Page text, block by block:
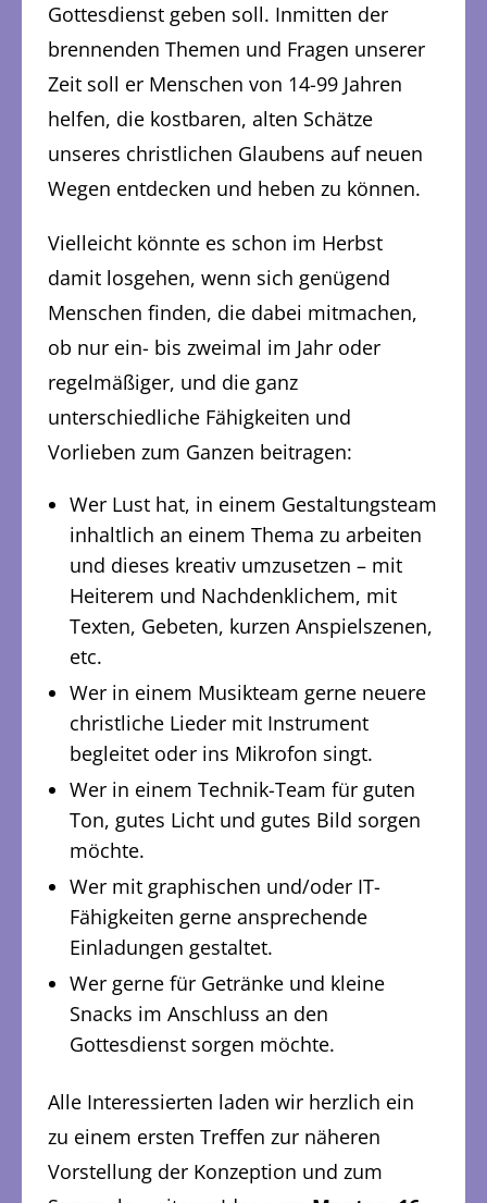
Gottesdienst geben soll. Inmitten der
brennenden Themen und Fragen unserer
Zeit soll er Menschen von 14-99 Jahren
helfen, die kostbaren, alten Schätze
unseres christlichen Glaubens auf neuen
Wegen entdecken und heben zu können.
Vielleicht könnte es schon im Herbst
damit losgehen, wenn sich genügend
Menschen finden, die dabei mitmachen,
ob nur ein- bis zweimal im Jahr oder
regelmäßiger, und die ganz
unterschiedliche Fähigkeiten und
Vorlieben zum Ganzen beitragen:
Wer Lust hat, in einem Gestaltungsteam
inhaltlich an einem Thema zu arbeiten
und dieses kreativ umzusetzen – mit
Heiterem und Nachdenklichem, mit
Texten, Gebeten, kurzen Anspielszenen,
etc.
Wer in einem Musikteam gerne neuere
christliche Lieder mit Instrument
begleitet oder ins Mikrofon singt.
Wer in einem Technik-Team für guten
Ton, gutes Licht und gutes Bild sorgen
möchte.
Wer mit graphischen und/oder IT-
Fähigkeiten gerne ansprechende
Einladungen gestaltet.
Wer gerne für Getränke und kleine
Snacks im Anschluss an den
Gottesdienst sorgen möchte.
Alle Interessierten laden wir herzlich ein
zu einem ersten Treffen zur näheren
Vorstellung der Konzeption und zum